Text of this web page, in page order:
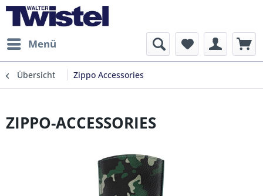
Menü
Übersicht Zippo Accessories
ZIPPO-ACCESSORIES